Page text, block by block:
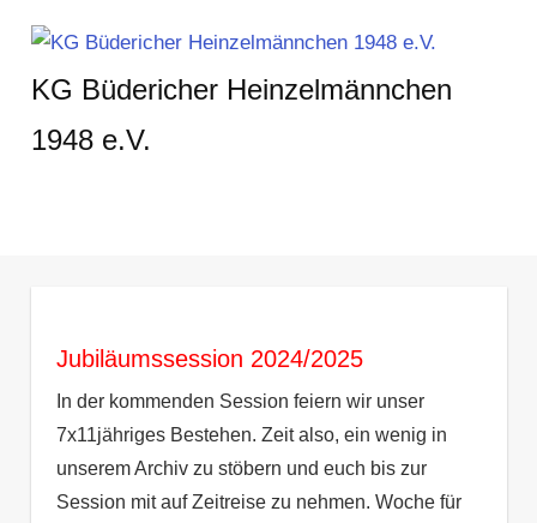
Inhalt
springenKG Büdericher Heinzelmännchen
1948 e.V.
Jubiläumssession 2024/2025
In der kommenden Session feiern wir unser
7x11jähriges Bestehen. Zeit also, ein wenig in
unserem Archiv zu stöbern und euch bis zur
Session mit auf Zeitreise zu nehmen. Woche für